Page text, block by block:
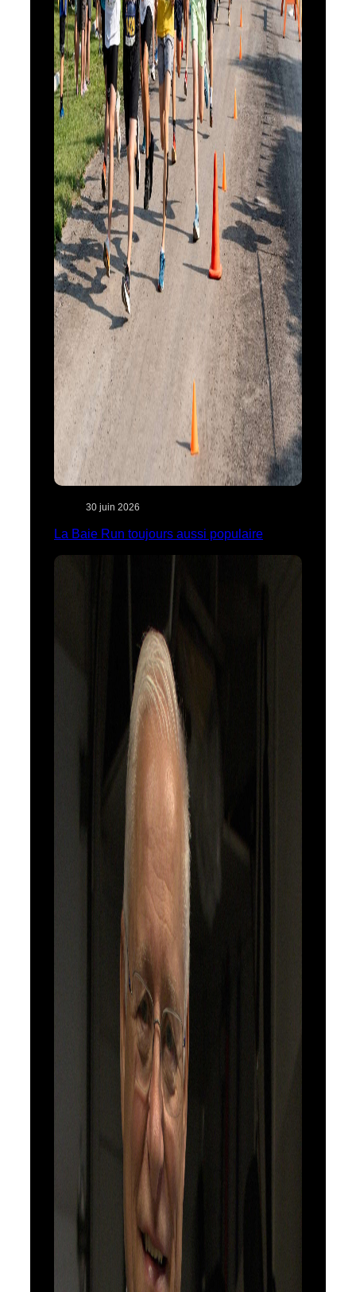
30 juin 2026
La Baie Run toujours aussi populaire